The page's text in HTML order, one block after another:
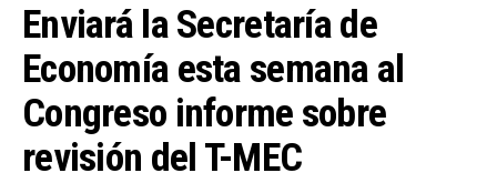
Enviará la Secretaría de
Economía esta semana al
Congreso informe sobre
revisión del T-MEC